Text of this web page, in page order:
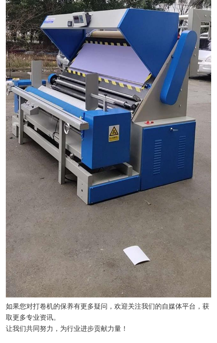
如果您对打卷机的保养有更多疑问，欢迎关注我们的自媒体平台，获
取更多专业资讯。
让我们共同努力，为行业进步贡献力量！